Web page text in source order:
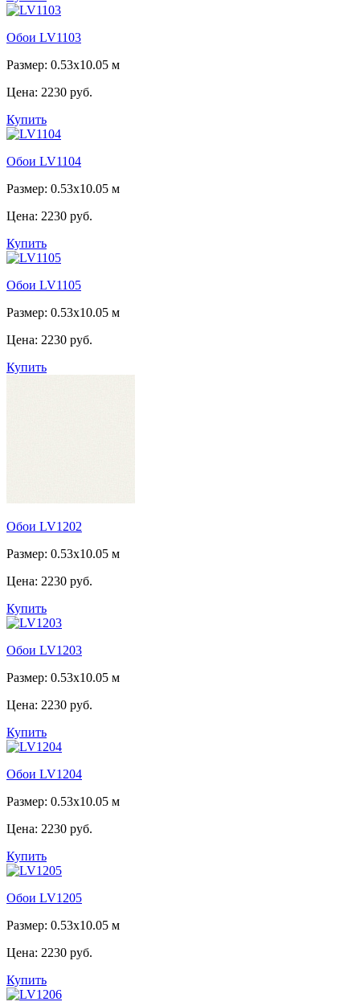
Обои LV1103
Размер: 0.53x10.05 м
Цена: 2230 руб.
Купить
Обои LV1104
Размер: 0.53x10.05 м
Цена: 2230 руб.
Купить
Обои LV1105
Размер: 0.53x10.05 м
Цена: 2230 руб.
Купить
Обои LV1202
Размер: 0.53x10.05 м
Цена: 2230 руб.
Купить
Обои LV1203
Размер: 0.53x10.05 м
Цена: 2230 руб.
Купить
Обои LV1204
Размер: 0.53x10.05 м
Цена: 2230 руб.
Купить
Обои LV1205
Размер: 0.53x10.05 м
Цена: 2230 руб.
Купить